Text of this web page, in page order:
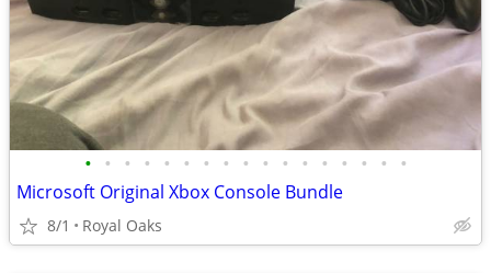
• • • • • • • • • • • • • • • • •
Microsoft Original Xbox Console Bundle
8/1 Royal Oaks